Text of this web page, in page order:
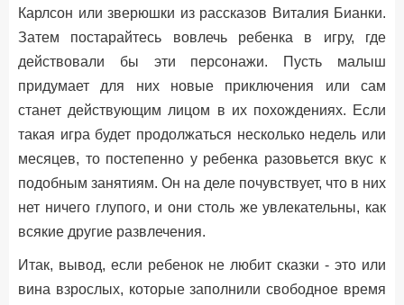
Карлсон или зверюшки из рассказов Виталия Бианки.
Затем постарайтесь вовлечь ребенка в игру, где
действовали бы эти персонажи. Пусть малыш
придумает для них новые приключения или сам
станет действующим лицом в их похождениях. Если
такая игра будет продолжаться несколько недель или
месяцев, то постепенно у ребенка разовьется вкус к
подобным занятиям. Он на деле почувствует, что в них
нет ничего глупого, и они столь же увлекательны, как
всякие другие развлечения.
Итак, вывод, если ребенок не любит сказки - это или
вина взрослых, которые заполнили свободное время